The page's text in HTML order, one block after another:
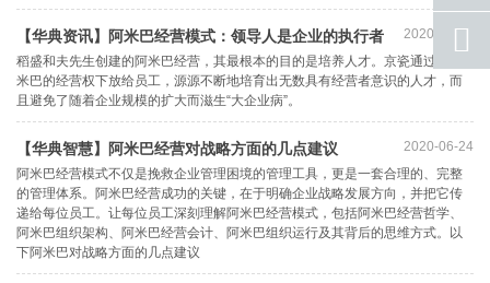
【华典资讯】阿米巴经营模式：领导人是企业的执行者
2020-06-28
稻盛和夫先生创建的阿米巴经营，其最根本的目的是培养人才。京瓷通过把阿
米巴的经营权下放给员工，源源不断地培育出无数具有经营者意识的人才，而
且避免了随着企业规模的扩大而滋生“大企业病”。
​【华典智慧】阿米巴经营对战略方面的几点建议
2020-06-24
阿米巴经营模式不仅是挽救企业管理困境的管理工具，更是一套合理的、完整
的管理体系。阿米巴经营成功的关键，在于明确企业战略发展方向，并把它传
递给每位员工。让每位员工深刻理解阿米巴经营模式，包括阿米巴经营哲学、
阿米巴组织架构、阿米巴经营会计、阿米巴组织运行及其背后的思维方式。以
下阿米巴对战略方面的几点建议
qq
联系
返回